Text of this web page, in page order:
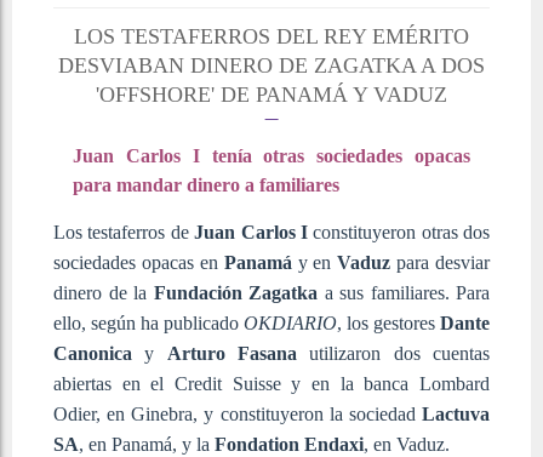
LOS TESTAFERROS DEL REY EMÉRITO
DESVIABAN DINERO DE ZAGATKA A DOS
'OFFSHORE' DE PANAMÁ Y VADUZ
Juan Carlos I tenía otras sociedades opacas
para mandar dinero a familiares
Los testaferros deJuan Carlos Iconstituyeron otras dos
sociedades opacas en Panamá y enVaduz para desviar
dinero de la Fundación Zagatka a sus familiares. Para
ello, según ha publicado OKDIARIO, los gestores Dante
Canonica y Arturo Fasana utilizaron dos cuentas
abiertas en el Credit Suisse y en la banca Lombard
Odier, en Ginebra, y constituyeron la sociedad Lactuva
SA, en Panamá, y la Fondation Endaxi, en Vaduz.